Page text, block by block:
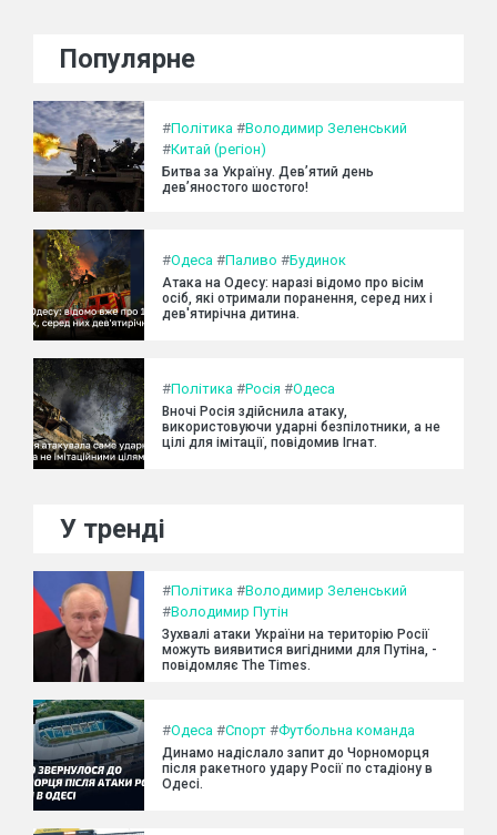
Популярне
#Політика #Володимир Зеленський
#Китай (регіон)
Битва за Україну. Дев’ятий день
дев’яностого шостого!
#Одеса #Паливо #Будинок
Атака на Одесу: наразі відомо про вісім
осіб, які отримали поранення, серед них і
дев'ятирічна дитина.
#Політика #Росія #Одеса
Вночі Росія здійснила атаку,
використовуючи ударні безпілотники, а не
цілі для імітації, повідомив Ігнат.
У тренді
#Політика #Володимир Зеленський
#Володимир Путін
Зухвалі атаки України на територію Росії
можуть виявитися вигідними для Путіна, -
повідомляє The Times.
#Одеса #Спорт #Футбольна команда
Динамо надіслало запит до Чорноморця
після ракетного удару Росії по стадіону в
Одесі.